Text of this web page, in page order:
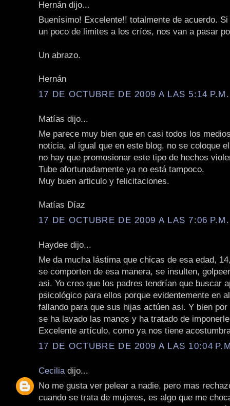
Hernán dijo...
Buenísimo! Excelente!! totalmente de acuerdo.
un poco de limites a los críos, nos van a pasar
Un abrazo.
Hernán
17 DE OCTUBRE DE 2009 A LAS 5:14 P.M.
Matías dijo...
Me parece muy bien que en casi todos los
noticia, al igual que en este blog, no se coloque
no hay que promosionar este tipo de hechos
Tube afortunadamente ya no está tampoco.
Muy buen articulo y felicitaciones.
Matías Díaz
17 DE OCTUBRE DE 2009 A LAS 7:06 P.M.
Haydee dijo...
Me da mucha lástima que chicas de esa edad,
se comporten de esa manera, se insulten,
asi. Yo creo que los padres tendrían que buscar
psicológico para ellos porque evidentemente en
fallando para que sus hijas actúen asi. Y bien
se ha lavado las manos y ha tratado de
Excelente artículo, como ya nos tiene
17 DE OCTUBRE DE 2009 A LAS 10:04
Cecilia dijo...
No me gusta ver pelear a nadie, pero mas
cuando se trata de mujeres, es algo que me